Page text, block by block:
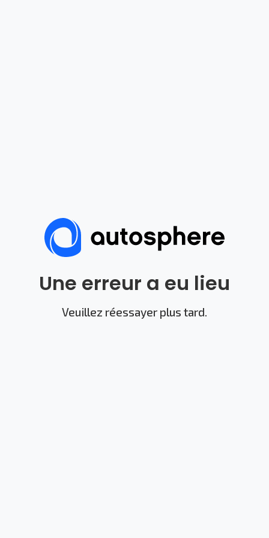
Une erreur a eu lieu
Veuillez réessayer plus tard.